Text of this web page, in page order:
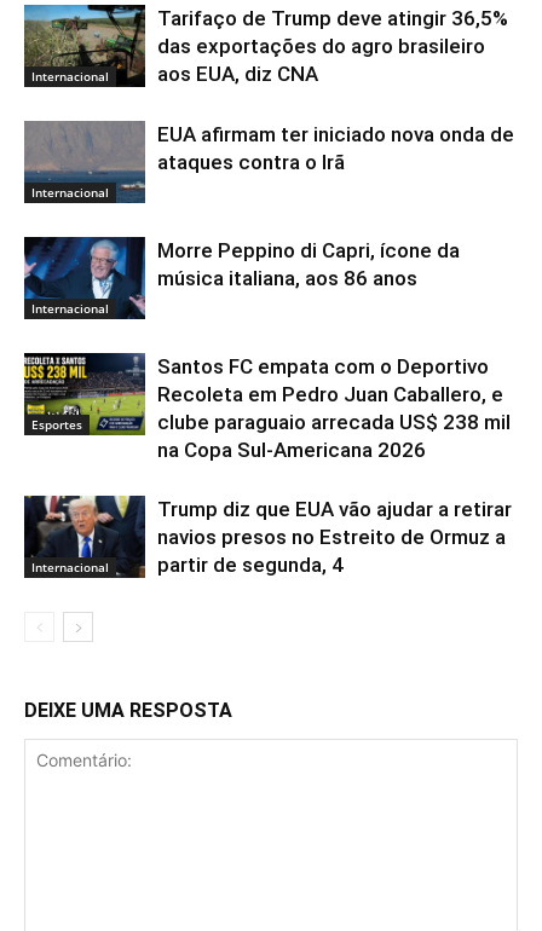
Internacional
Tarifaço de Trump deve atingir 36,5%
das exportações do agro brasileiro
aos EUA, diz CNA
Internacional
EUA afirmam ter iniciado nova onda de
ataques contra o Irã
Internacional
Morre Peppino di Capri, ícone da
música italiana, aos 86 anos
Esportes
Santos FC empata com o Deportivo
Recoleta em Pedro Juan Caballero, e
clube paraguaio arrecada US$ 238 mil
na Copa Sul-Americana 2026
Internacional
Trump diz que EUA vão ajudar a retirar
navios presos no Estreito de Ormuz a
partir de segunda, 4
DEIXE UMA RESPOSTA